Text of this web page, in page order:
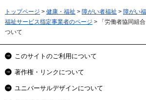
トップページ > 健康・福祉 > 障がい者福祉 > 障がい
福祉サービス指定事業者のページ > 「労働者協同組
ついて
このサイトのご利用について
著作権・リンクについて
ユニバーサルデザインについて